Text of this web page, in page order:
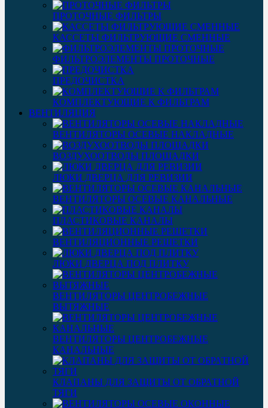
ПРОТОЧНЫЕ ФИЛЬТРЫ
КАССЕТЫ ФИЛЬТРУЮЩИЕ СМЕННЫЕ
ФИЛЬТРОЭЛЕМЕНТЫ ПРОТОЧНЫЕ
ПРЕДОЧИСТКА
КОМПЛЕКТУЮЩИЕ К ФИЛЬТРАМ
ВЕНТИЛЯЦИЯ
ВЕНТИЛЯТОРЫ ОСЕВЫЕ НАКЛАДНЫЕ
ВОЗДУХООТВОДЫ ПЛОЩАДКИ
ЛЮКИ ДВЕРЦА ДЛЯ РЕВИЗИИ
ВЕНТИЛЯТОРЫ ОСЕВЫЕ КАНАЛЬНЫЕ
ПЛАСТИКОВЫЕ КАНАЛЫ
ВЕНТИЛЯЦИОННЫЕ РЕШЕТКИ
ЛЮКИ ДВЕРЦА ПОД ПЛИТКУ
ВЕНТИЛЯТОРЫ ЦЕНТРОБЕЖНЫЕ
ВЫТЯЖНЫЕ
ВЕНТИЛЯТОРЫ ЦЕНТРОБЕЖНЫЕ
КАНАЛЬНЫЕ
КЛАПАНЫ ДЛЯ ЗАЩИТЫ ОТ ОБРАТНОЙ
ТЯГИ